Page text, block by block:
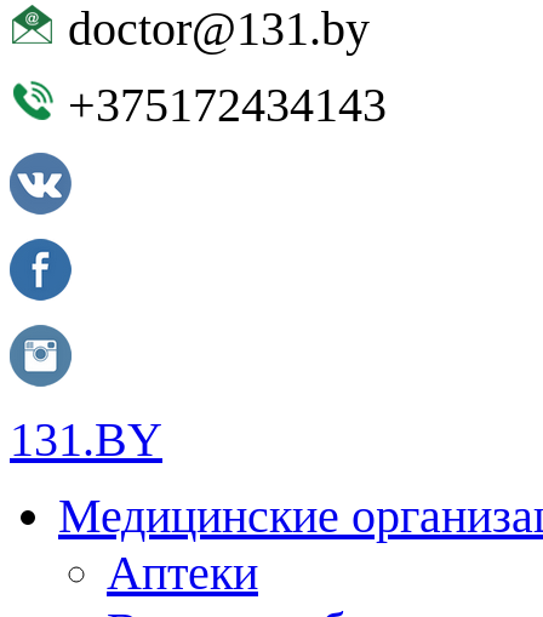
doctor@131.by
+375172434143
131.BY
Медицинские
Аптеки